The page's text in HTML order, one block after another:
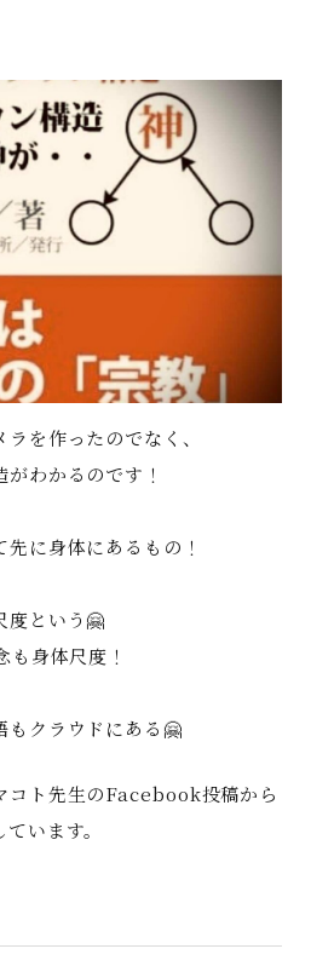
く表記
を作ったのでなく、
わかるのです！
に身体にあるもの！
度という🤗
身体尺度！
もクラウドにある🤗
コト先生のFacebook投稿から
います。